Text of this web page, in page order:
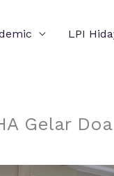
LPI
Gelar